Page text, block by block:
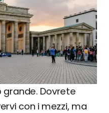
Dovrete
con i mezzi, ma